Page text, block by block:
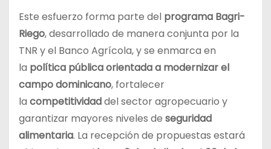
Este esfuerzo forma parte del programa Bagri-
Riego, desarrollado de manera conjunta por la
TNR y el Banco Agrícola, y se enmarca en
la política pública orientada a modernizar el
campo dominicano, fortalecer
la competitividaddel sector agropecuario y
garantizar mayores niveles de seguridad
alimentaria. La recepción de propuestas estará